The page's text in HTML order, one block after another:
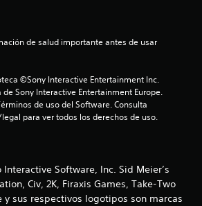
©Sony Interactive Entertainment Inc.
Sony Interactive Entertainment Europe.
de uso del Software. Consulta
para ver todos los derechos de uso.
Software, Inc. Sid Meier’s
Civ, 2K, Firaxis Games, Take-Two
y sus respectivos logotipos son marcas